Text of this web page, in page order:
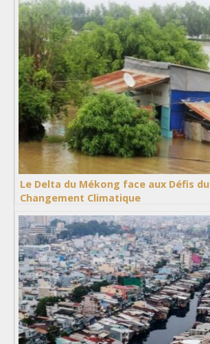
Le Delta du Mékong face aux Défis du
Changement Climatique